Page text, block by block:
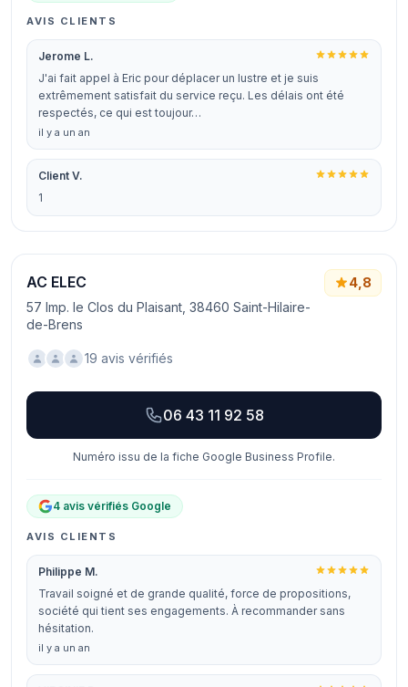
AVIS CLIENTS
Jerome L.
J'ai fait appel à Eric pour déplacer un lustre et je suis
extrêmement satisfait du service reçu. Les délais ont été
respectés, ce qui est toujour…
il y a un an
Client V.
1
AC ELEC
57 Imp. le Clos du Plaisant, 38460 Saint-Hilaire-
de-Brens
4,8
19 avis vérifiés
06 43 11 92 58
Numéro issu de la fiche Google Business Profile.
4 avis vérifiés Google
AVIS CLIENTS
Philippe M.
Travail soigné et de grande qualité, force de propositions,
société qui tient ses engagements. À recommander sans
hésitation.
il y a un an